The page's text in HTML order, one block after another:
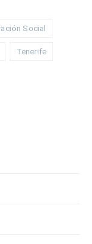
Social
Tenerife